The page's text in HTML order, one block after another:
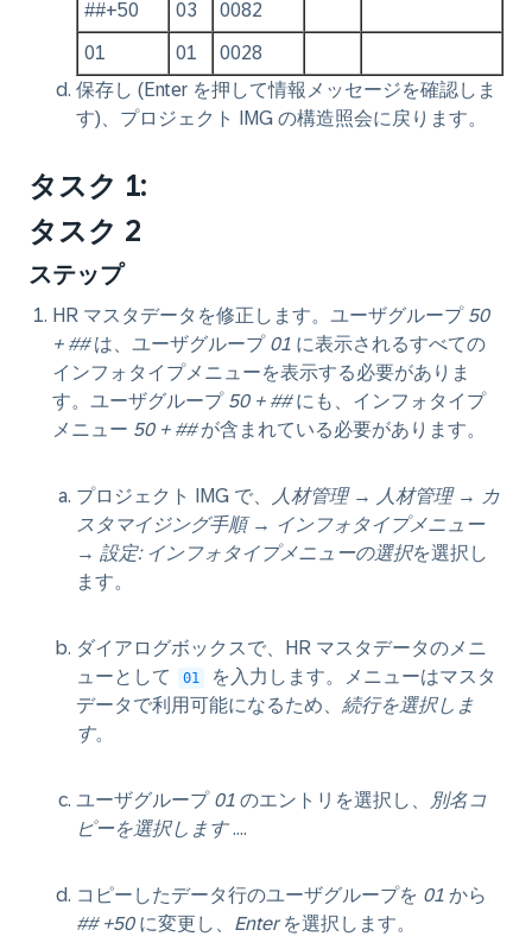
##+50 03 0082
01 01
0028
保存し (Enter を押して情報メッセージを確認しま
す)、プロジェクト IMG の構造照会に戻ります。
タスク 1:
タスク 2
ステップ
HR マスタデータを修正します。ユーザグループ 50
+ ##は、ユーザグループ 01 に表示されるすべての
インフォタイプメニューを表示する必要がありま
す。ユーザグループ 50 + ##にも、インフォタイプ
メニュー 50 + ##が含まれている必要があります。
プロジェクト IMG で、 人材管理→ 人材管理→
カ
スタマイジング手順→ インフォタイプメニュー
→ 設定: インフォタイプメニューの選択を選択し
ます。
ダイアログボックスで、HR マスタデータのメニ
ューとして
01
を入力します。メニューはマスタ
データで利用可能になるため、 続行を選択しま
す。
ユーザグループ 01 のエントリを選択し、
別名コ
ピーを選択します....
コピーしたデータ行のユーザグループを 01 から
## +50に変更し、 Enterを選択します。